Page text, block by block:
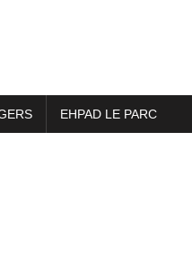
EHPAD LE PARC